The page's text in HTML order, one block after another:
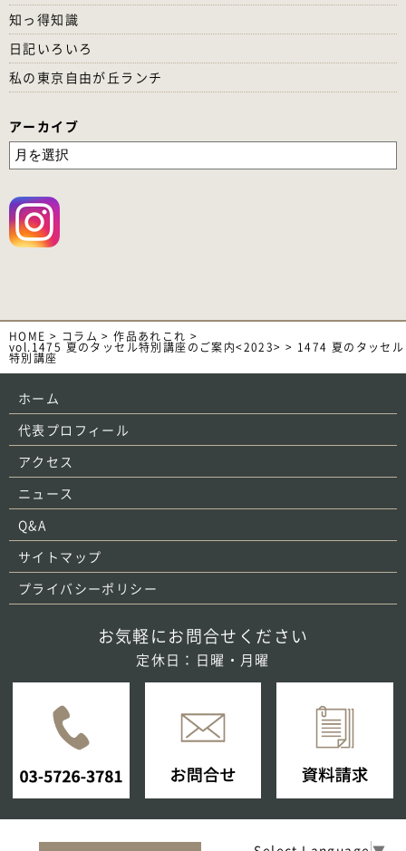
知っ得知識
日記いろいろ
私の東京自由が丘ランチ
アーカイブ
HOME > コラム >作品あれこれ >
vol.1475 夏のタッセル特別講座のご案内<2023> > 1474 夏のタッセル
特別講座
ホーム
代表プロフィール
アクセス
ニュース
Q&A
サイトマップ
プライバシーポリシー
お気軽にお問合せください
定休日：日曜・月曜